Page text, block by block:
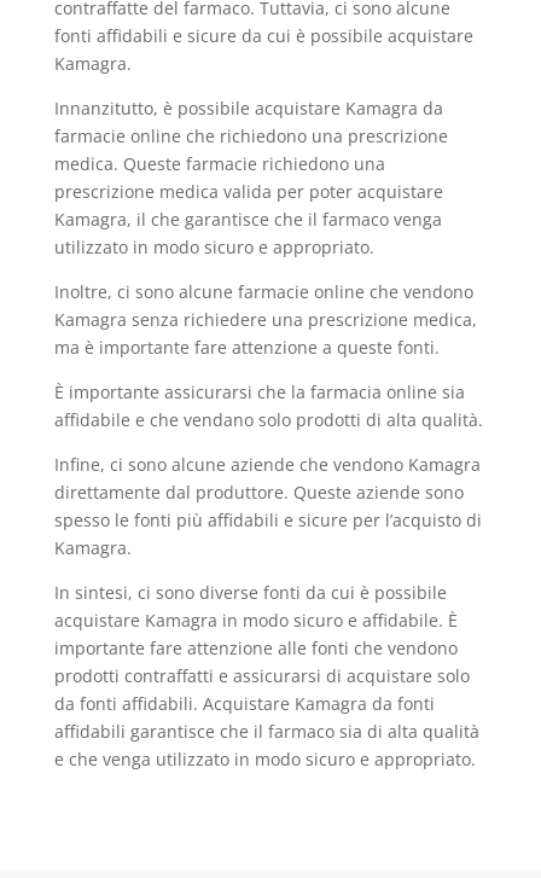
contraffatte del farmaco. Tuttavia, ci sono alcune
fonti affidabili e sicure da cui è possibile acquistare
Kamagra.
Innanzitutto, è possibile acquistare Kamagra da
farmacie online che richiedono una prescrizione
medica. Queste farmacie richiedono una
prescrizione medica valida per poter acquistare
Kamagra, il che garantisce che il farmaco venga
utilizzato in modo sicuro e appropriato.
Inoltre, ci sono alcune farmacie online che vendono
Kamagra senza richiedere una prescrizione medica,
ma è importante fare attenzione a queste fonti.
È importante assicurarsi che la farmacia online sia
affidabile e che vendano solo prodotti di alta qualità.
Infine, ci sono alcune aziende che vendono Kamagra
direttamente dal produttore. Queste aziende sono
spesso le fonti più affidabili e sicure per l’acquisto di
Kamagra.
In sintesi, ci sono diverse fonti da cui è possibile
acquistare Kamagra in modo sicuro e affidabile. È
importante fare attenzione alle fonti che vendono
prodotti contraffatti e assicurarsi di acquistare solo
da fonti affidabili. Acquistare Kamagra da fonti
affidabili garantisce che il farmaco sia di alta qualità
e che venga utilizzato in modo sicuro e appropriato.